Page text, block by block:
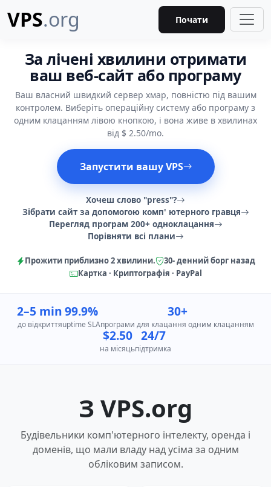
VPS.org Почати
За лічені хвилини отримати
ваш веб-сайт або програму
Ваш власний швидкий сервер хмар, повністю під вашим
контролем. Виберіть операційну систему або програму з
одним клацанням лівою кнопкою, і вона живе в хвилинах
від $ 2.50/mo.
Запустити вашу VPS
Хочеш слово "press"?
Зібрати сайт за допомогою комп' ютерного гравця
Перегляд програм 200+ одноклацання
Порівняти всі плани
Прожити приблизно 2 хвилини.
30- денний борг назад
Картка · Криптографія · PayPal
2–5 min
до відкриття
99.9%
uptime SLA
30+
програми для клацання одним клацанням
$2.50
на місяць
24/7
підтримка
З VPS.org
Будівельники комп'ютерного інтелекту, оренда і
доменів, що мали владу над усіма за одним
обліковим записом.